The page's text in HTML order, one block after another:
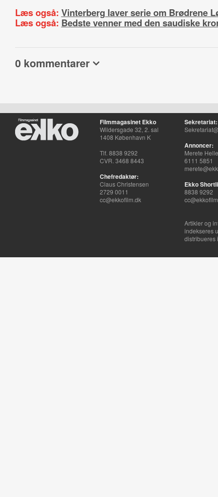
Læs også: Vinterberg laver serie om Brødrene
Læs også: Bedste venner med den saudiske
0 kommentarer
Filmmagasinet Ekko
Wildersgade 32, 2. sal
1408 København K
Tlf. 8838 9292
CVR. 3468 8443
Chefredaktør:
Claus Christensen
2729 0011
cc@ekkofilm.dk
Sekretariat:
Annoncer:
Merete
6111 5851
Ekko
8838 9292
Artikler og
indekseres
distribueres